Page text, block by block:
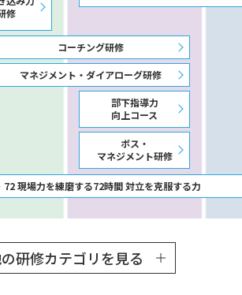
現場力を練磨する72時間 対立を克服する力
修
コーチング研修
マネジメント・ダイアローグ研修
部下指導力
向上コース
ボス・
マネジメント研修
研修カテゴリを見る